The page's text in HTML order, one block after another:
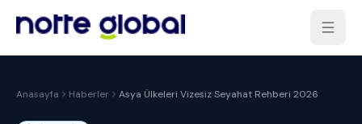
Anasayfa Haberler Asya Ülkeleri Vizesiz Seyahat Rehberi 2026